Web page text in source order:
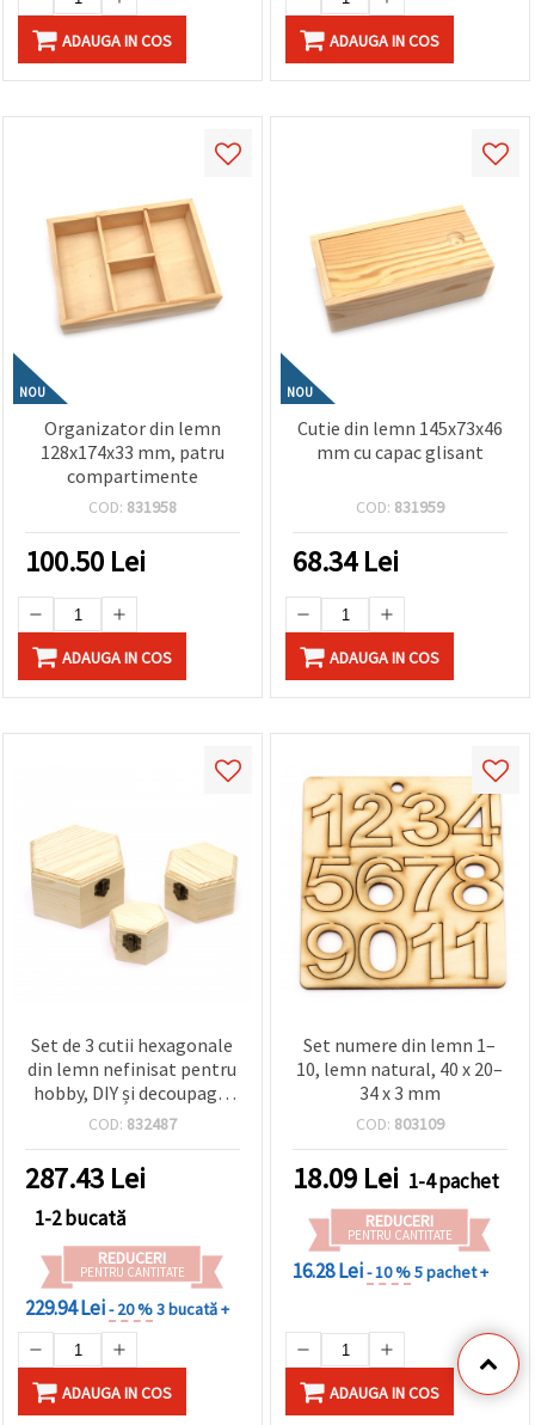
ADAUGA IN COS ADAUGA IN COS
NOU
Organizator din lemn
128x174x33 mm, patru
compartimente
COD: 831958
100.50 Lei
ADAUGA IN COS
NOU
Cutie din lemn 145x73x46
mm cu capac glisant
COD: 831959
68.34Lei
ADAUGA IN COS
Set de 3 cutii hexagonale
din lemn nefinisat pentru
hobby, DIY și decoupage,
dimensiuni: 157x134x85
85x75x55 mm
COD: 832487
287.43 Lei
1-2 bucată
REDUCERI
PENTRU CANTITATE
229.94 Lei- 20 %3 bucată +
ADAUGA IN COS
Set numere din lemn 1–
10, lemn natural, 40 x 20–
34 x 3 mm
COD: 803109
18.09 Lei 1-4 pachet
REDUCERI
PENTRU CANTITATE
16.28 Lei- 10 %5 pachet +
ADAUGA IN COS